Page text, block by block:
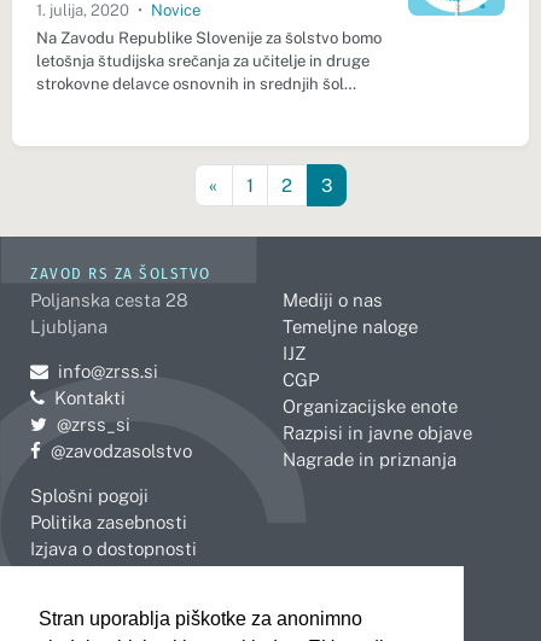
Stran uporablja piškotke za anonimno
1. julija, 2020 • Novice
Na Zavodu Republike Slovenije za šolstvo bomo
letošnja študijska srečanja za učitelje in druge
strokovne delavce osnovnih in srednjih šol…
« 1 2 3
ZAVOD RS ZA ŠOLSTVO
Poljanska cesta 28
Ljubljana
Pošljite e-mail na
info@zrss.si
Kontakti
Pojdite na Twitter:
@zrss_si
Pojdite na Facebook:
@zavodzasolstvo
Splošni pogoji
Politika zasebnosti
Izjava o dostopnosti
Mediji o nas
Temeljne naloge
IJZ
CGP
Organizacijske enote
Razpisi in javne objave
Nagrade in priznanja
Celje
Novo mesto